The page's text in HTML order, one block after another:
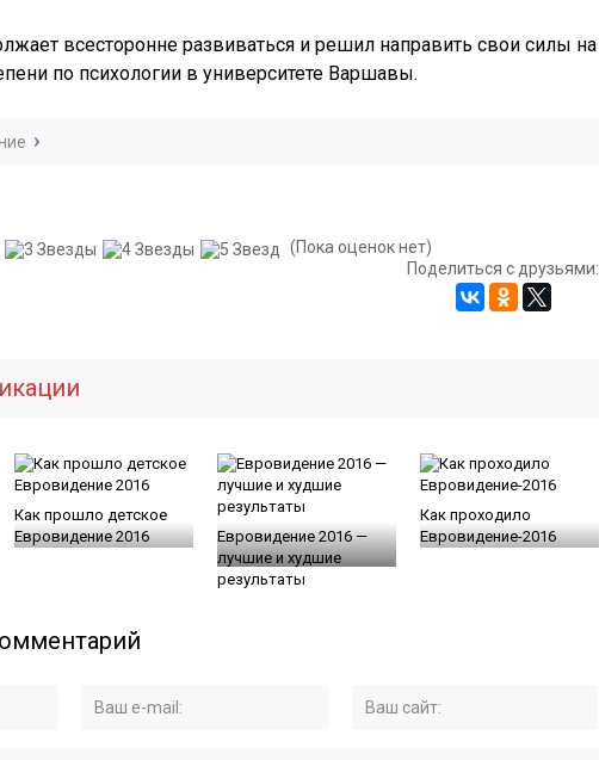
всесторонне развиваться и решил направить свои силы на
по психологии в университете Варшавы.
(Пока оценок нет)
Поделиться с друзьями:
Как прошло детское
Евровидение 2016
Евровидение 2016 —
лучшие и худшие
результаты
Как проходило
Евровидение-2016